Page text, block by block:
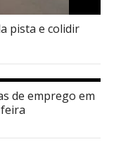
pista e colidir
de emprego em